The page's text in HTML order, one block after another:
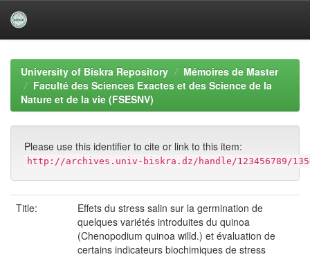
navigationUniversity of Biskra Repository
Mémoires de Master
Faculté des Sciences Exactes et des Science de la
Nature et de la vie (FSESNV)
Please use this identifier to cite or link to this item:
http://archives.univ-biskra.dz/handle/123456789/
Title:
Effets du stress salin sur la germination de
quelques variétés introduites du quinoa
(Chenopodium quinoa willd.) et évaluation de
certains indicateurs biochimiques de stress